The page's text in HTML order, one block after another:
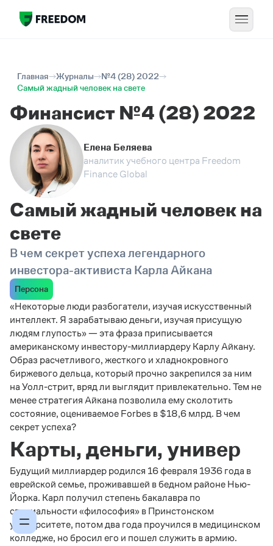
Главная Журналы
№4 (28) 2022
Самый жадный человек на свете
Финансист №4 (28) 2022
Елена Беляева
аналитик учебного центра Freedom
Finance Global
Самый жадный человек на
свете
В чем секрет успеха легендарного
инвестора-активиста Карла Айкана
Персона
«Некоторые люди разбогатели, изучая искусственный
интеллект. Я зарабатываю деньги, изучая присущую
людям глупость» — эта фраза приписывается
американскому инвестору-миллиардеру Карлу Айкану.
Образ расчетливого, жесткого и хладнокровного
биржевого дельца, который прочно закрепился за ним
на Уолл-стрит, вряд ли выглядит привлекательно. Тем не
менее стратегия Айкана позволила ему сколотить
состояние, оцениваемое Forbes в $18,6 млрд. В чем
секрет успеха?
Карты, деньги, универ
Будущий миллиардер родился 16 февраля 1936 года в
еврейской семье, проживавшей в бедном районе Нью-
Йорка. Карл получил степень бакалавра по
специальности «философия» в Принстонском
университете, потом два года проучился в медицинском
колледже, но бросил его и пошел служить в армию.